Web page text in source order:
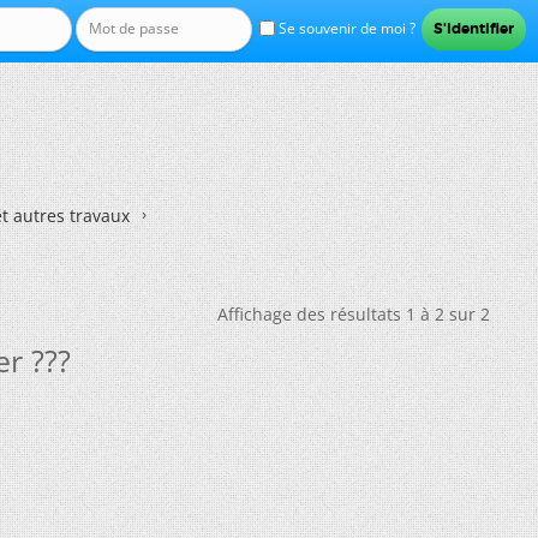
Se souvenir de moi ?
autres travaux
Affichage des résultats 1 à 2 sur 2
???